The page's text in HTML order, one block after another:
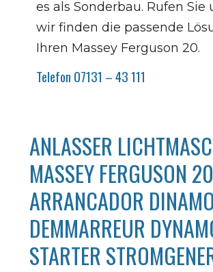
es als Sonderbau. Rufen Sie
wir finden die passende
Ihren Massey Ferguson 20.
Telefon 07131 – 43 111
ANLASSER
MASSEY FERGUSON 20
ARRANCADOR DINAMO
DEMMARREUR
STARTER